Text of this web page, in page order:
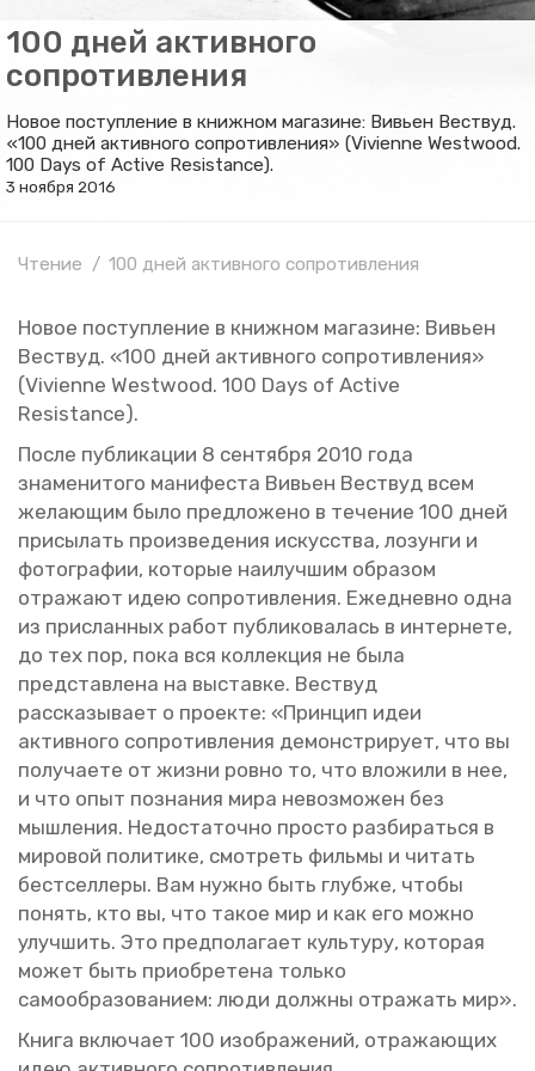
100 дней активного
сопротивления
Новое поступление в книжном магазине: Вивьен Вествуд.
«100 дней активного сопротивления» (Vivienne Westwood.
100 Days of Active Resistance).
3 ноября 2016
Чтение 100 дней активного сопротивления
Новое по­ступ­ле­ние в книж­ном ма­га­зине: Ви­вьен
Вест­вуд. «100 дней ак­тив­но­го со­про­тив­ле­ния»
(Vivienne Westwood. 100 Days of Active
Resistance).
После пуб­ли­ка­ции 8 сен­тяб­ря 2010 года
зна­ме­ни­то­го ма­ни­фе­ста Ви­вьен Вест­вуд всем
же­ла­ю­щим было пред­ло­же­но в те­че­ние 100 дней
при­сы­лать про­из­ве­де­ния ис­кус­ства, ло­зун­ги и
фо­то­гра­фии, ко­то­рые наи­луч­шим об­ра­зом
от­ра­жа­ют идею со­про­тив­ле­ния. Еже­днев­но одна
из при­слан­ных работ пуб­ли­ко­ва­лась в ин­тер­не­те,
до тех пор, пока вся кол­лек­ция не была
пред­став­ле­на на вы­став­ке. Вест­вуд
рас­ска­зы­ва­ет о про­ек­те: «Прин­цип идеи
ак­тив­но­го со­про­тив­ле­ния де­мон­стри­ру­ет, что вы
по­лу­ча­е­те от жизни ровно то, что вло­жи­ли в нее,
и что опыт по­зна­ния мира невоз­мо­жен без
мыш­ле­ния. Недо­ста­точ­но про­сто раз­би­рать­ся в
ми­ро­вой по­ли­ти­ке, смот­реть филь­мы и чи­тать
бест­сел­ле­ры. Вам нужно быть глуб­же, чтобы
по­нять, кто вы, что такое мир и как его можно
улуч­шить. Это пред­по­ла­га­ет куль­ту­ру, ко­то­рая
может быть при­об­ре­те­на толь­ко
са­мо­об­ра­зо­ва­ни­ем: люди долж­ны от­ра­жать мир».
Книга вклю­ча­ет 100 изоб­ра­же­ний, от­ра­жа­ю­щих